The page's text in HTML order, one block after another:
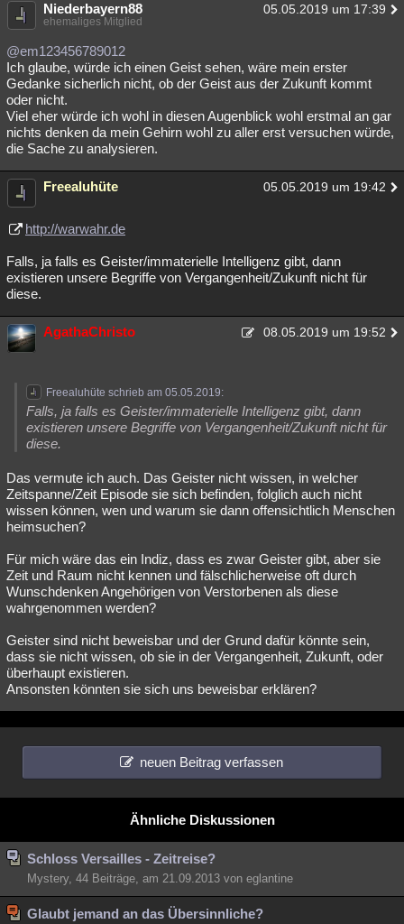
Niederbayern88 05.05.2019 um 17:39
ehemaliges Mitglied
@em123456789012
Ich glaube, würde ich einen Geist sehen, wäre mein erster
Gedanke sicherlich nicht, ob der Geist aus der Zukunft kommt
oder nicht.
Viel eher würde ich wohl in diesen Augenblick wohl erstmal an gar
nichts denken da mein Gehirn wohl zu aller erst versuchen würde,
die Sache zu analysieren.
Freealuhüte 05.05.2019 um 19:42
http://warwahr.de
Falls, ja falls es Geister/immaterielle Intelligenz gibt, dann
existieren unsere Begriffe von Vergangenheit/Zukunft nicht für
diese.
AgathaChristo 08.05.2019 um 19:52
Freealuhüte schrieb am 05.05.2019:
Falls, ja falls es Geister/immaterielle Intelligenz gibt, dann
existieren unsere Begriffe von Vergangenheit/Zukunft nicht für
diese.
Das vermute ich auch. Das Geister nicht wissen, in welcher
Zeitspanne/Zeit Episode sie sich befinden, folglich auch nicht
wissen können, wen und warum sie dann offensichtlich Menschen
heimsuchen?
Für mich wäre das ein Indiz, dass es zwar Geister gibt, aber sie
Zeit und Raum nicht kennen und fälschlicherweise oft durch
Wunschdenken Angehörigen von Verstorbenen als diese
wahrgenommen werden?
Geister sind nicht beweisbar und der Grund dafür könnte sein,
dass sie nicht wissen, ob sie in der Vergangenheit, Zukunft, oder
überhaupt existieren.
Ansonsten könnten sie sich uns beweisbar erklären?
neuen Beitrag verfassen
Ähnliche Diskussionen
Schloss Versailles - Zeitreise?
Mystery, 44 Beiträge, am 21.09.2013 von eglantine
Glaubt jemand an das Übersinnliche?